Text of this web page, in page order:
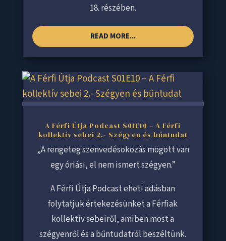
18. részében.
READ MORE...
A Férfi Útja Podcast S01E10 – A Férfi
kollektív sebei 2.- Szégyen és bűntudat
„A rengeteg szenvedésokozás mögött van
egy óriási, el nem ismert szégyen.”
A Férfi Útja Podcast eheti adásban
folytatjuk értekezésünket a Férfiak
kollektív sebeiről, amiben most a
szégyenről és a bűntudatról beszéltünk.